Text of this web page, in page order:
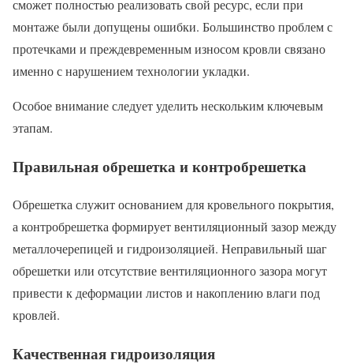
сможет полностью реализовать свой ресурс, если при
монтаже были допущены ошибки. Большинство проблем с
протечками и преждевременным износом кровли связано
именно с нарушением технологии укладки.
Особое внимание следует уделить нескольким ключевым
этапам.
Правильная обрешетка и контробрешетка
Обрешетка служит основанием для кровельного покрытия,
а контробрешетка формирует вентиляционный зазор между
металлочерепицей и гидроизоляцией. Неправильный шаг
обрешетки или отсутствие вентиляционного зазора могут
привести к деформации листов и накоплению влаги под
кровлей.
Качественная гидроизоляция